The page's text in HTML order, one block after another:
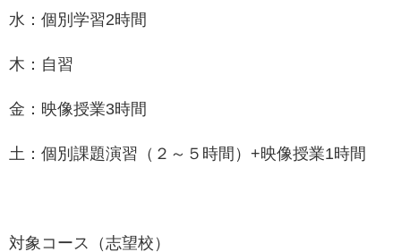
水：個別学習2時間
木：自習
金：映像授業3時間
土：個別課題演習（２～５時間）+映像授業1時間
対象コース（志望校）